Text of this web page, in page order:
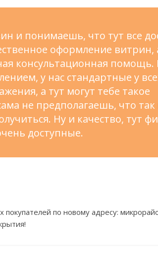
и понимаешь, что тут все
оформление витрин,
консультационная
у нас стандартные у
а тут могут тебе такое
не предполагаешь, что так
Ну и качество, тут
доступные.
покупателей по новому адресу: